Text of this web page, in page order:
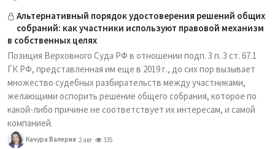
Альтернативный порядок удостоверения решений общих
собраний: как участники используют правовой механизм
в собственных целях
Позиция Верховного Суда РФ в отношении подп. 3 п. 3 ст. 67.1
ГК РФ, представленная им еще в 2019 г., до сих пор вызывает
множество судебных разбирательств между участниками,
желающими оспорить решение общего собрания, которое по
какой-либо причине не соответствует их интересам, и самой
компанией.
Качура Валерия 2 авг 335